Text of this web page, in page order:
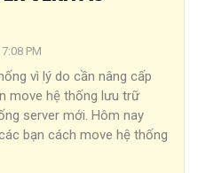
PM
vì lý do cần nâng cấp
move hệ thống lưu trữ
server mới. Hôm nay
bạn cách move hệ thống